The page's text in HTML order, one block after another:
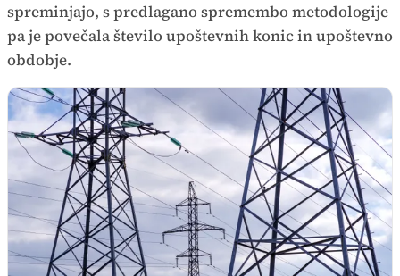
spreminjajo, s predlagano spremembo metodologije
pa je povečala število upoštevnih konic in upoštevno
obdobje.